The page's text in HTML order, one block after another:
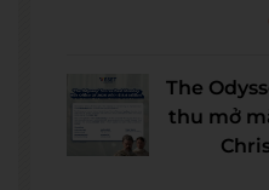
The
thu mở